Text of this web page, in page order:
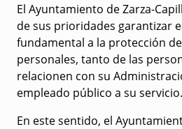
El Ayuntamiento de Zarza-
de sus prioridades garantizar
fundamental a la protección
personales, tanto de las
relacionen con su
empleado público a su servicio.
En este sentido, el